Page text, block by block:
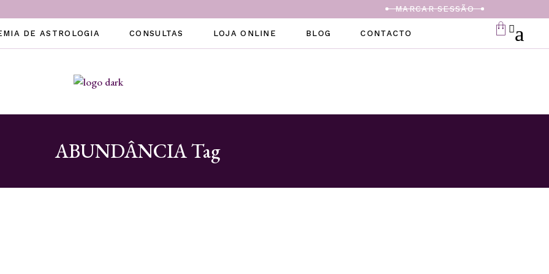
MARCAR SESSÃO
DE ASTROLOGIA CONSULTAS LOJA ONLINE BLOG CONTACTO
ABUNDÂNCIA Tag